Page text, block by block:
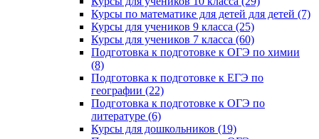
Курсы по математике для детей для детей (7)
Курсы для учеников 9 класса (25)
Курсы для учеников 7 класса (60)
Подготовка к подготовке к ОГЭ по химии
(8)
Подготовка к подготовке к ЕГЭ по
географии (22)
Подготовка к подготовке к ОГЭ по
литературе (6)
Курсы для дошкольников (19)